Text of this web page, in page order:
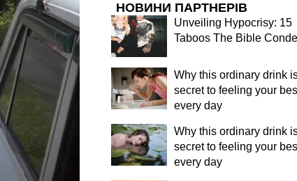
НОВИНИ ПАРТНЕРІВ
Unveiling Hypocrisy: 15
Taboos The Bible
Why this ordinary drink
secret to feeling your
every day
Why this ordinary drink
secret to feeling your
every day